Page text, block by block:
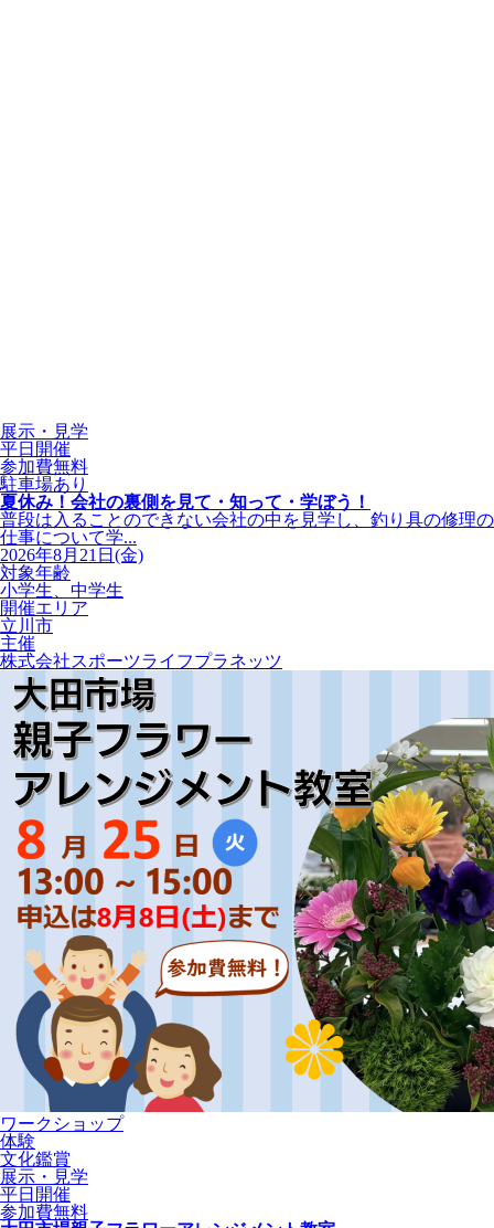
展示・見学
平日開催
参加費無料
駐車場あり
夏休み！会社の裏側を見て・知って・学ぼう！
普段は入ることのできない会社の中を見学し、釣り具の修理の
仕事について学...
2026年8月21日(金)
対象年齢
小学生、中学生
開催エリア
立川市
主催
株式会社スポーツライフプラネッツ
ワークショップ
体験
文化鑑賞
展示・見学
平日開催
参加費無料